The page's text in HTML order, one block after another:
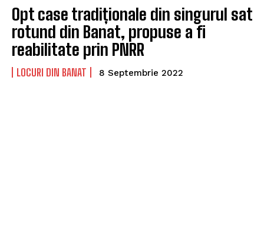
Opt case tradiționale din singurul sat
rotund din Banat, propuse a fi
reabilitate prin PNRR
LOCURI DIN BANAT 8 Septembrie 2022